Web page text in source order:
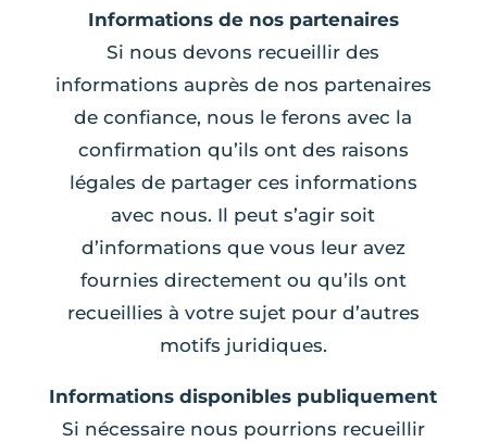
Informations de nos partenaires
Si nous devons recueillir des
informations auprès de nos partenaires
de confiance, nous le ferons avec la
confirmation qu’ils ont des raisons
légales de partager ces informations
avec nous. Il peut s’agir soit
d’informations que vous leur avez
fournies directement ou qu’ils ont
recueillies à votre sujet pour d’autres
motifs juridiques.
Informations disponibles publiquement
Si nécessaire nous pourrions recueillir